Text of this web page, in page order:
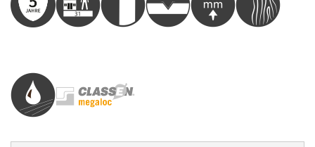
commodo consequat.